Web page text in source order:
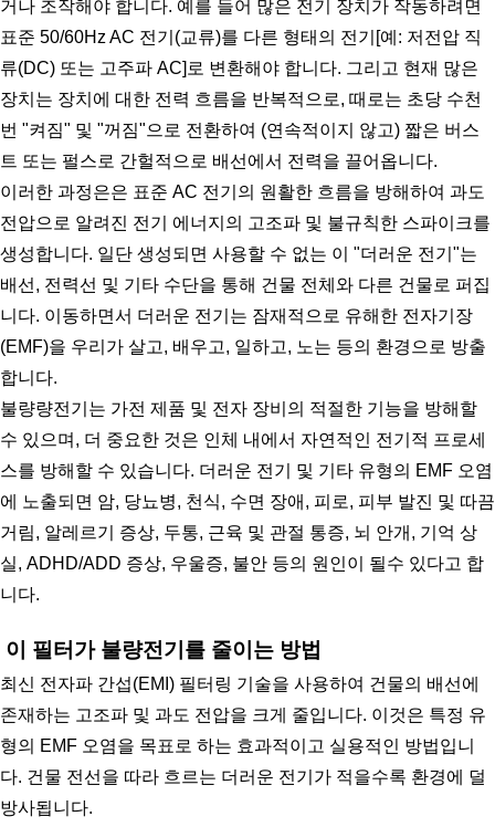
거나 조작해야 합니다. 예를 들어 많은 전기 장치가 작동하려면
표준 50/60Hz AC 전기(교류)를 다른 형태의 전기[예: 저전압 직
류(DC) 또는 고주파 AC]로 변환해야 합니다. 그리고 현재 많은
장치는 장치에 대한 전력 흐름을 반복적으로, 때로는 초당 수천
번 "켜짐" 및 "꺼짐"으로 전환하여 (연속적이지 않고) 짧은 버스
트 또는 펄스로 간헐적으로 배선에서 전력을 끌어옵니다.
이러한 과정은은 표준 AC 전기의 원활한 흐름을 방해하여 과도
전압으로 알려진 전기 에너지의 고조파 및 불규칙한 스파이크를
생성합니다. 일단 생성되면 사용할 수 없는 이 "더러운 전기"는
배선, 전력선 및 기타 수단을 통해 건물 전체와 다른 건물로 퍼집
니다. 이동하면서 더러운 전기는 잠재적으로 유해한 전자기장
(EMF)을 우리가 살고, 배우고, 일하고, 노는 등의 환경으로 방출
합니다.
불량량전기는 가전 제품 및 전자 장비의 적절한 기능을 방해할
수 있으며, 더 중요한 것은 인체 내에서 자연적인 전기적 프로세
스를 방해할 수 있습니다. 더러운 전기 및 기타 유형의 EMF 오염
에 노출되면 암, 당뇨병, 천식, 수면 장애, 피로, 피부 발진 및 따끔
거림, 알레르기 증상, 두통, 근육 및 관절 통증, 뇌 안개, 기억 상
실, ADHD/ADD 증상, 우울증, 불안 등의 원인이 될수 있다고 합
니다.
이 필터가 불량전기를 줄이는 방법
최신 전자파 간섭(EMI) 필터링 기술을 사용하여 건물의 배선에
존재하는 고조파 및 과도 전압을 크게 줄입니다. 이것은 특정 유
형의 EMF 오염을 목표로 하는 효과적이고 실용적인 방법입니
다. 건물 전선을 따라 흐르는 더러운 전기가 적을수록 환경에 덜
방사됩니다.